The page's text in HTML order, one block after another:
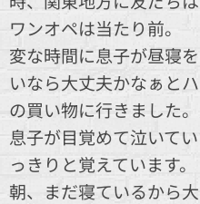
ワンオペは当たり前。
変な時間に息子が昼寝
いなら大丈夫かなぁと
の買い物に行きました
息子が目覚めて泣いて
っきりと覚えています。
朝、まだ寝ているから